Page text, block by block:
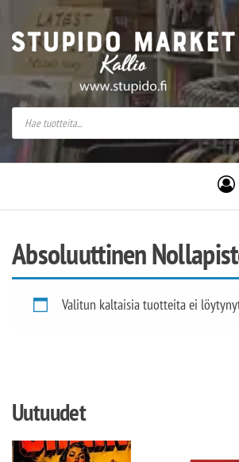
Stupido Market – verkossa ja
Stupido
Absoluuttinen
Valitun kaltaisia tuotteita ei
Uutuudet